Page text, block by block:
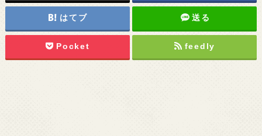
はてブ 送る
Pocket feedly